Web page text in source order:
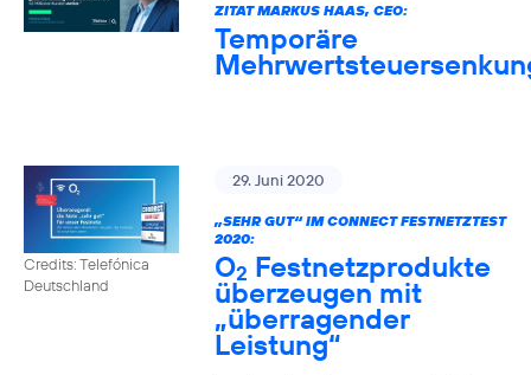
ZITAT MARKUS HAAS, CEO:
Temporäre
Credits: Telefónica
Deutschland
29. Juni 2020
„SEHR GUT“ IM CONNECT FESTNETZTEST
2020:
O2 Festnetzprodukte
überzeugen mit
„überragender
Leistung“